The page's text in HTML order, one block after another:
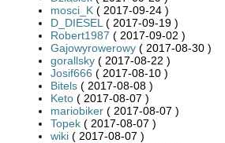
mosci_K ( 2017-09-24 )
D_DIESEL ( 2017-09-19 )
Robert1987 ( 2017-09-02 )
Gajowyrowerowy ( 2017-08-30 )
gorallsky ( 2017-08-22 )
Josif666 ( 2017-08-10 )
Bitels ( 2017-08-08 )
Keto ( 2017-08-07 )
mariobiker ( 2017-08-07 )
Topek ( 2017-08-07 )
wiki ( 2017-08-07 )